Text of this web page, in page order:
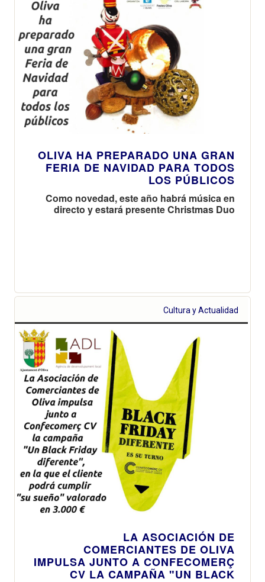
OLIVA HA PREPARADO UNA GRAN
FERIA DE NAVIDAD PARA TODOS
LOS PÚBLICOS
Como novedad, este año habrá música en
directo y estará presente Christmas Duo
Cultura y Actualidad
LA ASOCIACIÓN DE
COMERCIANTES DE OLIVA
IMPULSA JUNTO A CONFECOMERÇ
CV LA CAMPAÑA "UN BLACK